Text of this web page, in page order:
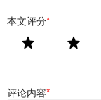
本文评分*
评论内容*